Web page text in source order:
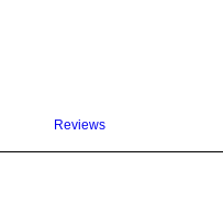
Reviews